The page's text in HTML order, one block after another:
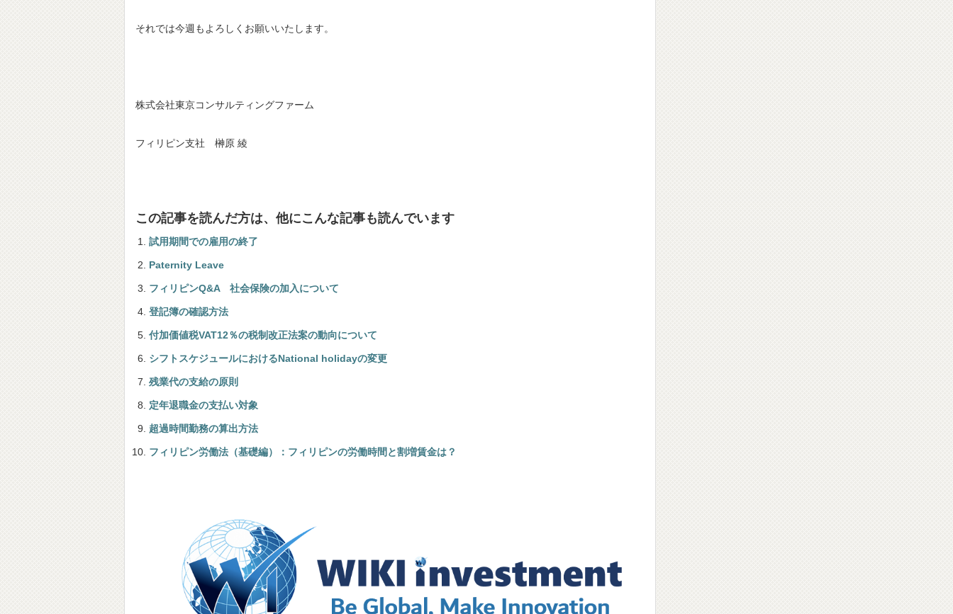
それでは今週もよろしくお願いいたします。
株式会社東京コンサルティングファーム
フィリピン支社 榊原 綾
この記事を読んだ方は、他にこんな記事も読んでいます
試用期間での雇用の終了
Paternity Leave
フィリピンQ&A 社会保険の加入について
登記簿の確認方法
付加価値税VAT12％の税制改正法案の動向について
シフトスケジュールにおけるNational holidayの変更
残業代の支給の原則
定年退職金の支払い対象
超過時間勤務の算出方法
フィリピン労働法（基礎編）：フィリピンの労働時間と割増賃金は？